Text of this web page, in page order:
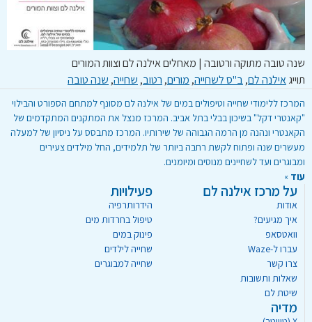
שנה טובה מתוקה ורטובה | מאחלים אילנה לם וצוות המורים
תוייגאילנה לם,ב"ס לשחייה, מורים, רטוב, שחייה, שנה טובה
המרכז ללימודי שחייה וטיפולים במים של אילנה לם מסונף למתחם הספורט והבילוי
"קאנטרי דקל" בשיכון בבלי בתל אביב. המרכז מנצל את המתקנים המתקדמים של
הקאנטרי ונהנה מן הרמה הגבוהה של שירותיו. המרכז מתבסס על ניסיון של למעלה
מעשרים שנה ופתוח לקשת רחבה ביותר של תלמידים, החל מילדים צעירים
ומבוגרים ועד לשחיינים מנוסים ומיומנים.
עוד »
על מרכז אילנה לם
אודות
איך מגיעים?
וואטסאפ
עברו ל-Waze
צרו קשר
שאלות ותשובות
שיטת לם
פעילויות
הידרותרפיה
טיפול בחרדות מים
פינוק במים
שחייה לילדים
שחייה למבוגרים
מדיה